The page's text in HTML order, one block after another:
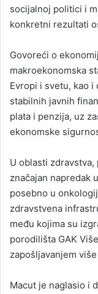
socijalnoj politici i
konkretni rezultati
Govoreći o
makroekonomska
Evropi i svetu, kao i
stabilnih javnih
plata i penzija, uz
ekonomske
U oblasti
značajan napredak
posebno u
zdravstvena
među kojima su
porodilišta GAK
zapošljavanjem
Macut je naglasio i